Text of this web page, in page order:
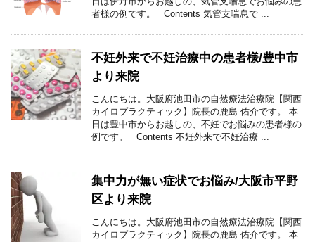
者様の例です。 Contents 気管支喘息で ...
不妊外来で不妊治療中の患者様/豊中市
より来院
こんにちは。大阪府池田市の自然療法治療院【関西
カイロプラクティック】院長の鹿島 佑介です。 本
日は豊中市からお越しの、不妊でお悩みの患者様の
例です。 Contents 不妊外来で不妊治療 ...
集中力が無い症状でお悩み/大阪市平野
区より来院
こんにちは。大阪府池田市の自然療法治療院【関西
カイロプラクティック】院長の鹿島 佑介です。 本